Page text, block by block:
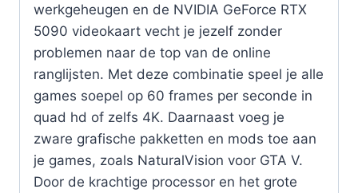
werkgeheugen en de NVIDIA GeForce RTX
5090 videokaart vecht je jezelf zonder
problemen naar de top van de online
ranglijsten. Met deze combinatie speel je alle
games soepel op 60 frames per seconde in
quad hd of zelfs 4K. Daarnaast voeg je
zware grafische pakketten en mods toe aan
je games, zoals NaturalVision voor GTA V.
Door de krachtige processor en het grote